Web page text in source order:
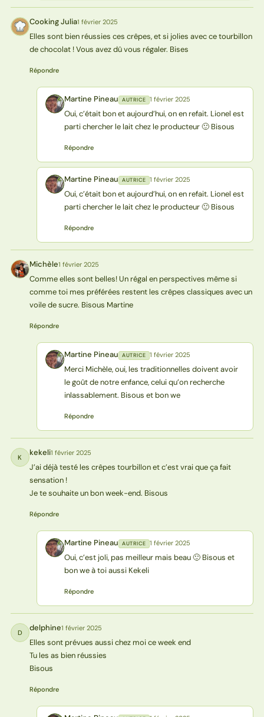
CJ Cooking Julia1 février 2025
Elles sont bien réussies ces crêpes, et si jolies avec ce tourbillon
de chocolat ! Vous avez dû vous régaler. Bises
Répondre
MP Martine Pineau AUTRICE 1 février 2025
Oui, c’était bon et aujourd’hui, on en refait. Lionel est
parti chercher le lait chez le producteur 🙂 Bisous
Répondre
MP Martine Pineau AUTRICE 1 février 2025
Oui, c’était bon et aujourd’hui, on en refait. Lionel est
parti chercher le lait chez le producteur 🙂 Bisous
Répondre
M Michèle1 février 2025
Comme elles sont belles! Un régal en perspectives même si
comme toi mes préférées restent les crêpes classiques avec un
voile de sucre. Bisous Martine
Répondre
MP Martine Pineau AUTRICE 1 février 2025
Merci Michèle, oui, les traditionnelles doivent avoir
le goût de notre enfance, celui qu’on recherche
inlassablement. Bisous et bon we
Répondre
K kekeli1 février 2025
J’ai déjà testé les crêpes tourbillon et c’est vrai que ça fait
sensation !
Je te souhaite un bon week-end. Bisous
Répondre
MP Martine Pineau AUTRICE 1 février 2025
Oui, c’est joli, pas meilleur mais beau 🙂 Bisous et
bon we à toi aussi Kekeli
Répondre
D delphine1 février 2025
Elles sont prévues aussi chez moi ce week end
Tu les as bien réussies
Bisous
Répondre